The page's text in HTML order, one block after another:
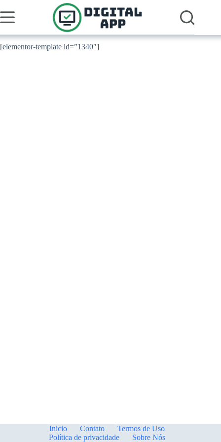
para
o
[elementor-template id=”1340″]
Inicio Contato
Termos de Uso
Política de privacidade
Sobre Nós